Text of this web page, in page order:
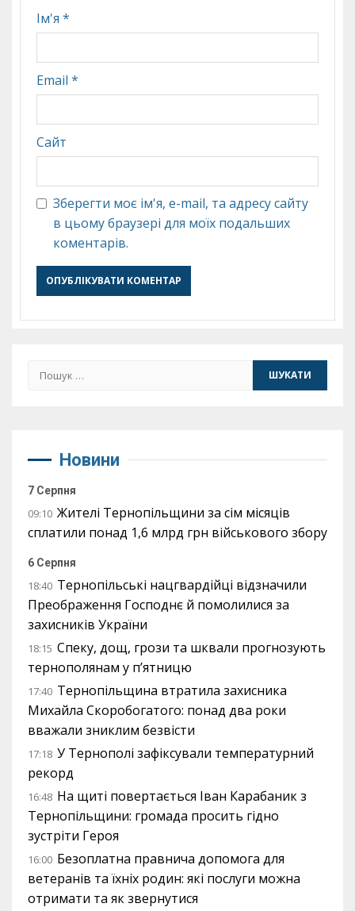
Ім'я *
Email *
Сайт
Зберегти моє ім'я, e-mail, та адресу сайту
в цьому браузері для моїх подальших
коментарів.
Пошук:
Новини
7 Серпня
09:10 Жителі Тернопільщини за сім місяців
сплатили понад 1,6 млрд грн військового збору
6 Серпня
18:40 Тернопільські нацгвардійці відзначили
Преображення Господнє й помолилися за
захисників України
18:15 Спеку, дощ, грози та шквали прогнозують
тернополянам у п’ятницю
17:40 Тернопільщина втратила захисника
Михайла Скоробогатого: понад два роки
вважали зниклим безвісти
17:18 У Тернополі зафіксували температурний
рекорд
16:48 На щиті повертається Іван Карабаник з
Тернопільщини: громада просить гідно
зустріти Героя
16:00 Безоплатна правнича допомога для
ветеранів та їхніх родин: які послуги можна
отримати та як звернутися